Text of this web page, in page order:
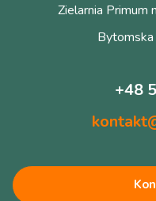
Zielarnia Primum
+48